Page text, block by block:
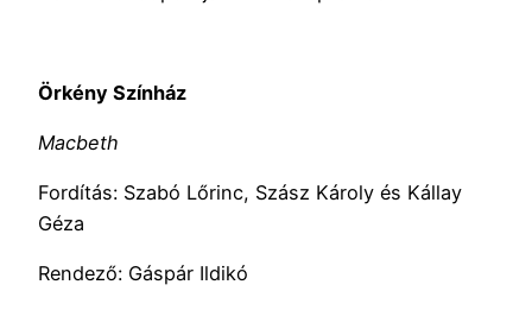
Örkény Színház
Macbeth
Fordítás: Szabó Lőrinc, Szász Károly és Kállay
Géza
Rendező: Gáspár Ildikó